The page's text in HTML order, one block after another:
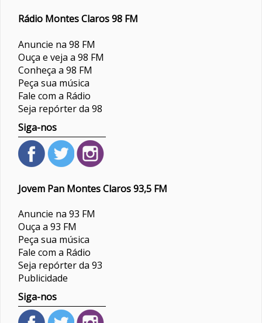
Rádio Montes Claros 98 FM
Anuncie na 98 FM
Ouça e veja a 98 FM
Conheça a 98 FM
Peça sua música
Fale com a Rádio
Seja repórter da 98
Siga-nos
Jovem Pan Montes Claros 93,5 FM
Anuncie na 93 FM
Ouça a 93 FM
Peça sua música
Fale com a Rádio
Seja repórter da 93
Publicidade
Siga-nos